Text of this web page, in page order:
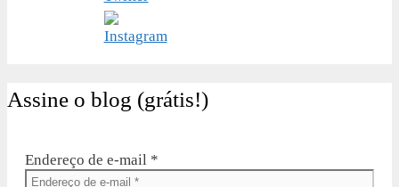
Assine o blog (grátis!)
Endereço de e-mail *